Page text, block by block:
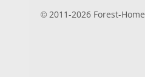
© 2011-2026 Forest-Home